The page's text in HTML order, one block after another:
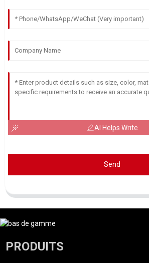
AI Helps Write
Send
PRODUITS